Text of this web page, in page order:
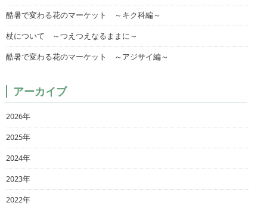
酷暑で変わる花のマーケット ～キク科編～
杖について ～つえつえなるままに～
酷暑で変わる花のマーケット ～アジサイ編～
アーカイブ
2026年
2025年
2024年
2023年
2022年